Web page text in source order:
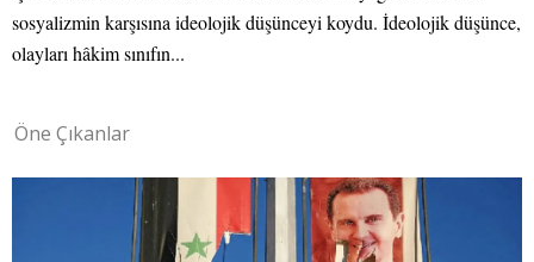
sosyalizmin karşısına ideolojik düşünceyi koydu. İdeolojik düşünce,
olayları hâkim sınıfın...
Öne Çıkanlar